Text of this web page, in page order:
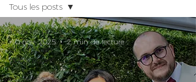
Tous les posts
Conseils en
décoration
Coulisses
Tous les posts
10 nov. 2025 2 min de lecture